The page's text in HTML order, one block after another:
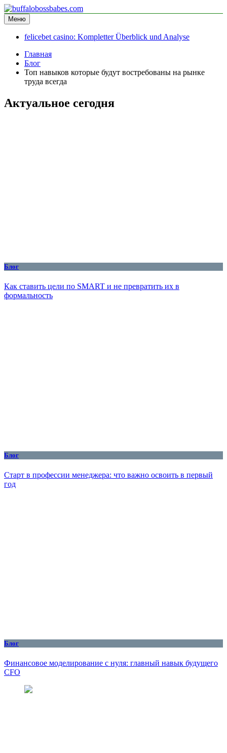
Перейти
к
содержимому
buffalobossbabes.com
информационный сайт
Меню
felicebet casino: Kompletter Überblick und Analyse
Главная
Блог
Топ навыков которые будут востребованы на рынке
труда всегда
Актуальное сегодня
Блог
Как ставить цели по SMART и не превратить их в
формальность
Блог
Старт в профессии менеджера: что важно освоить в первый
год
Блог
Финансовое моделирование с нуля: главный навык будущего
CFO